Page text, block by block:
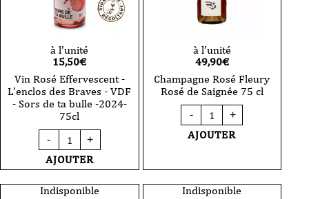
à l'unité
15,50€
Vin Rosé Effervescent -
L'enclos des Braves - VDF
- Sors de ta bulle -2024-
75cl
-
quantité
de
Vin
Rosé
-
+
AJOUTER
à l'unité
49,90€
Champagne Rosé Fleury
Rosé de Saignée 75 cl
-
quantité
de
Champagne
Rosé
Saignée
+
AJOUTER
Indisponible Indisponible